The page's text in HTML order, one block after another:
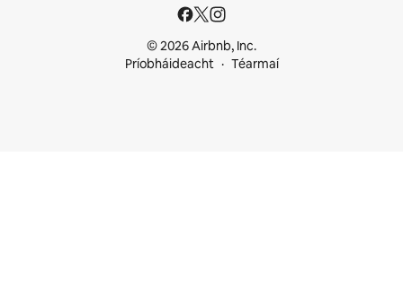
© 2026 Airbnb, Inc.
Príobháideacht
Téarmaí